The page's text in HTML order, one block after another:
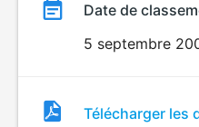
Date de
5 septembre
Fichier
Télécharger les